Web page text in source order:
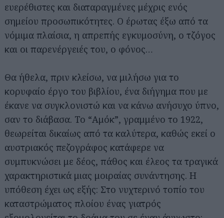
ευερέθιστες και διαταραγμένες μέχρις ενός
σημείου προσωπικότητες. Ο έρωτας έξω από τα
νόμιμα πλαίσια, η απρεπής εγκυμοσύνη, ο τζόγος
και οι παρενέργειές του, ο φόνος…
Θα ήθελα, πριν κλείσω, να μιλήσω για το
κορυφαίο έργο του βιβλίου, ένα διήγημα που με
έκανε να συγκλονιστώ και να κάνω ανήσυχο ύπνο,
σαν το διάβασα. Το “Αμόκ”, γραμμένο το 1922,
θεωρείται δικαίως από τα καλύτερα, καθώς εκεί ο
αυστριακός πεζογράφος κατάφερε να
συμπυκνώσει με δέος, πάθος και έλεος τα τραγικά
χαρακτηριστικά μιας μοιραίας συνάντησης. Η
υπόθεση έχει ως εξής: Στο νυχτερινό τοπίο του
καταστρώματος πλοίου ένας γιατρός